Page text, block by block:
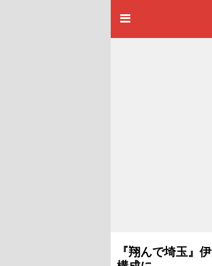
『翔んで埼玉』